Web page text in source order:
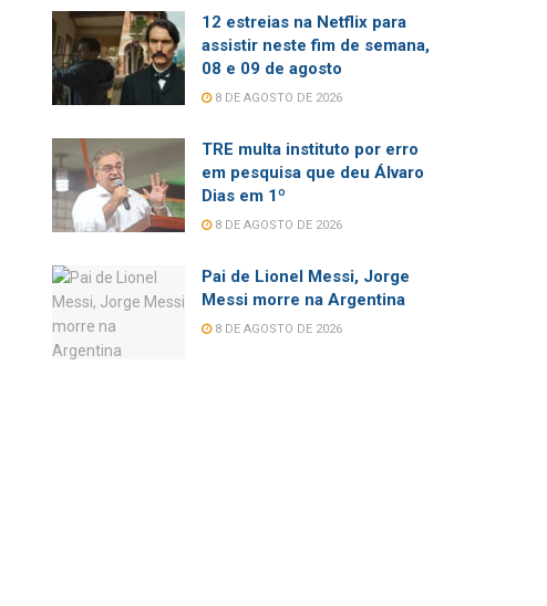
12 estreias na Netflix para
assistir neste fim de semana,
08 e 09 de agosto
8 DE AGOSTO DE 2026
TRE multa instituto por erro
em pesquisa que deu Álvaro
Dias em 1º
8 DE AGOSTO DE 2026
Pai de Lionel Messi, Jorge
Messi morre na Argentina
8 DE AGOSTO DE 2026